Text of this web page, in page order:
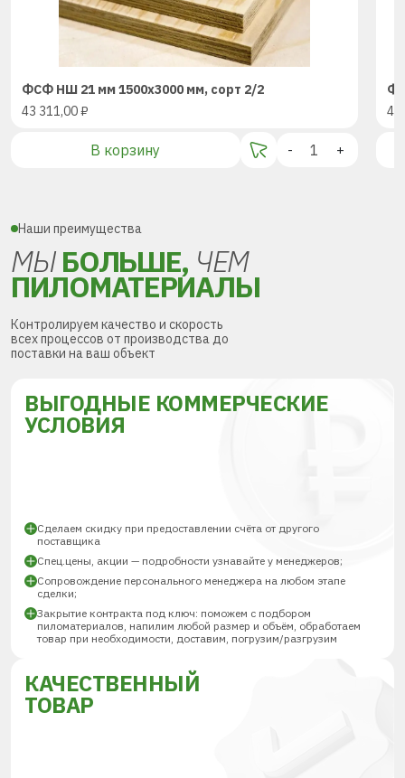
ФСФ НШ 21 мм 1500х3000 мм, сорт 2/2
43 311,00₽
В корзину - +
43
Наши преимущества
МЫБОЛЬШЕ, ЧЕМ
ПИЛОМАТЕРИАЛЫ
Контролируем качество и скорость
всех процессов от производства до
поставки на ваш объект
ВЫГОДНЫЕ КОММЕРЧЕСКИЕ
УСЛОВИЯ
Сделаем скидку при предоставлении счёта от другого
поставщика
Спец.цены, акции — подробности узнавайте у менеджеров;
Сопровождение персонального менеджера на любом этапе
сделки;
Закрытие контракта под ключ: поможем с подбором
пиломатериалов, напилим любой размер и объём, обработаем
товар при необходимости, доставим, погрузим/разгрузим
КАЧЕСТВЕННЫЙ
ТОВАР